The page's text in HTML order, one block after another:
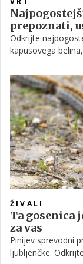
prepoznati,
Odkrijte
kapusovega
ŽIVALI
Ta gosenica
za vas
Pinijev sprevodni
ljubljenčke.